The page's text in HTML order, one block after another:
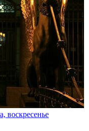
воскресенье